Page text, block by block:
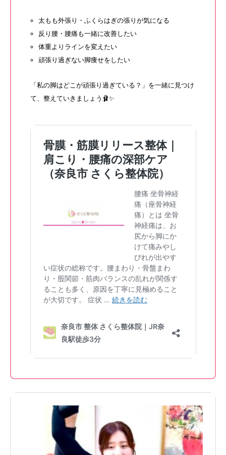
太もも外張り・ふくらはぎの張りが気になる
反り腰・腰痛も一緒に改善したい
体重よりラインを変えたい
頑張り過ぎない脚痩せをしたい
「私の脚はどこが頑張り過ぎている？」を一緒に見つけ
て、整えていきましょう🩰✨